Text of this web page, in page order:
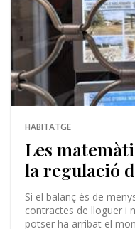
HABITATGE
Les
la regulació
Si el balanç és de
contractes de lloguer i
potser ha arribat el